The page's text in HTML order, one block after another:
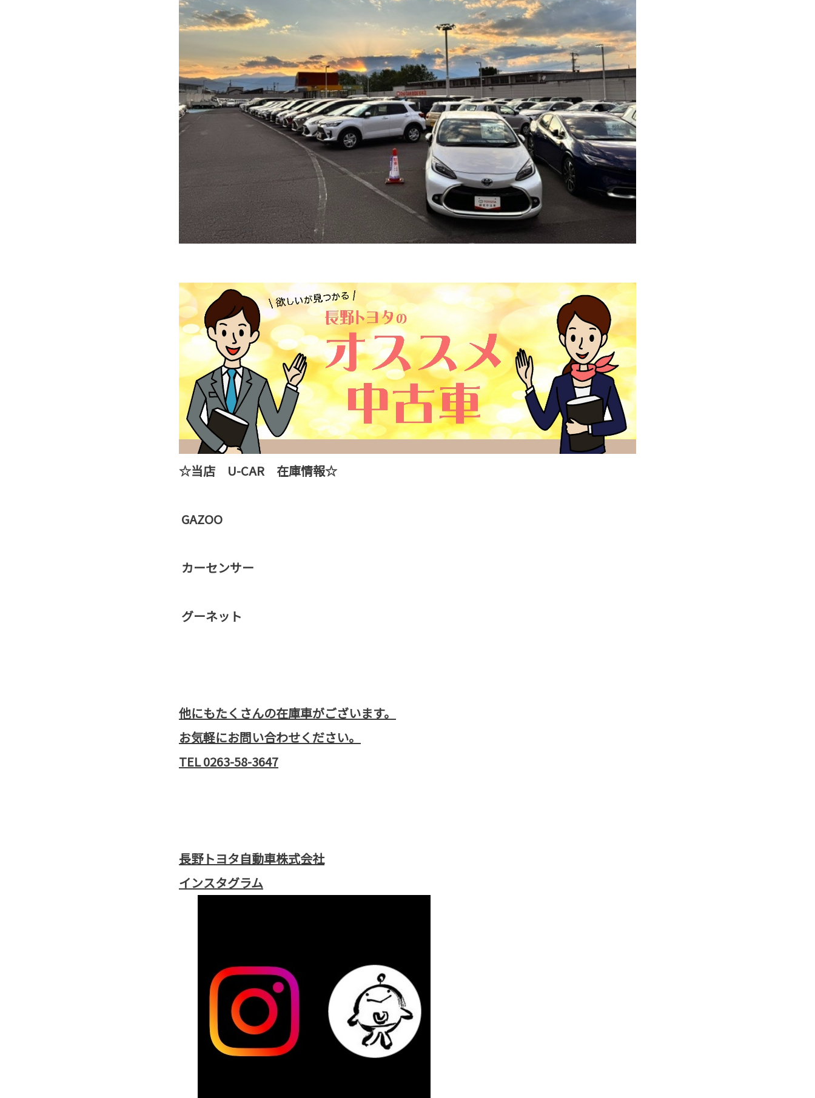
☆当店 U-CAR 在庫情報☆
GAZOO
カーセンサー
グーネット
他にもたくさんの在庫車がございます。
お気軽にお問い合わせください。
TEL 0263-58-3647
長野トヨタ自動車株式会社
インスタグラム